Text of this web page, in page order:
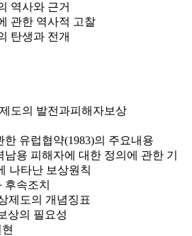
역사와 근거
관한 역사적 고찰
탄생과 전개
도의 발전과피해자보상
한 유럽협약(1983)의 주요내용
용 피해자에 대한 정의에 관한 기
나타난 보상원칙
후속조치
제도의 개념징표
상의 필요성